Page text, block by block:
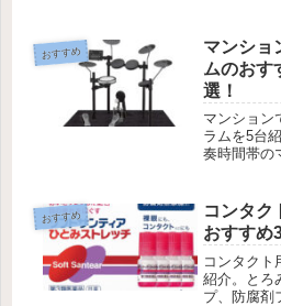
おすすめ
マンショ
ムのおす
選！
マンション
ラムを5台
奏時間帯の
おすすめ
コンタク
おすすめ
コンタクト
紹介。とろ
プ、防腐剤